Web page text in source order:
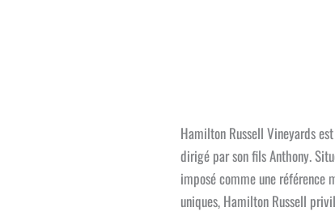
Hamilton Russell Vineyards
dirigé par son fils Anthony.
imposé comme une référence
uniques, Hamilton Russell